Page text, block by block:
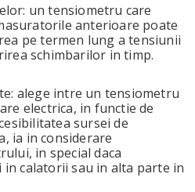
un tensiometru care
anterioare poate
pe termen lung a tensiunii
schimbarilor in timp.
alege intre un tensiometru
electrica, in functie de
sursei de
ia in considerare
in special daca
calatorii sau in alta parte in